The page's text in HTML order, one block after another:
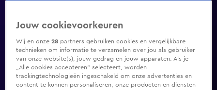
Jouw cookievoorkeuren
Wij en onze28 partners gebruiken cookies en vergelijkbare
technieken om informatie te verzamelen over jou als gebruiker
van onze website(s), jouw gedrag en jouw apparaten. Als je
„Alle cookies accepteren” selecteert, worden
trackingtechnologieën ingeschakeld om onze advertenties en
content te kunnen personaliseren, onze producten en diensten